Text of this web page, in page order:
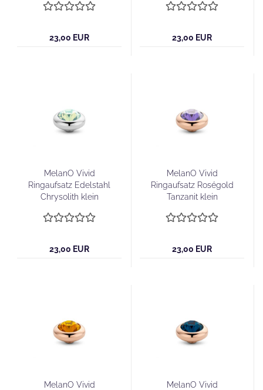
23,00 EUR 23,00 EUR
MelanO Vivid
Ringaufsatz Edelstahl
Chrysolith klein
23,00 EUR
MelanO Vivid
Ringaufsatz Roségold
Tanzanit klein
23,00 EUR
MelanO Vivid
MelanO Vivid